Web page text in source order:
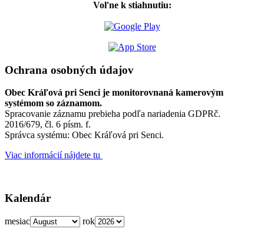
Voľne k stiahnutiu:
Ochrana osobných údajov
Obec Kráľová pri Senci je monitorovnaná kamerovým
systémom so záznamom.
Spracovanie záznamu prebieha podľa nariadenia GDPRč.
2016/679, čl. 6 písm. f.
Správca systému: Obec Kráľová pri Senci.
Viac informácií nájdete tu
Kalendár
mesiac rok